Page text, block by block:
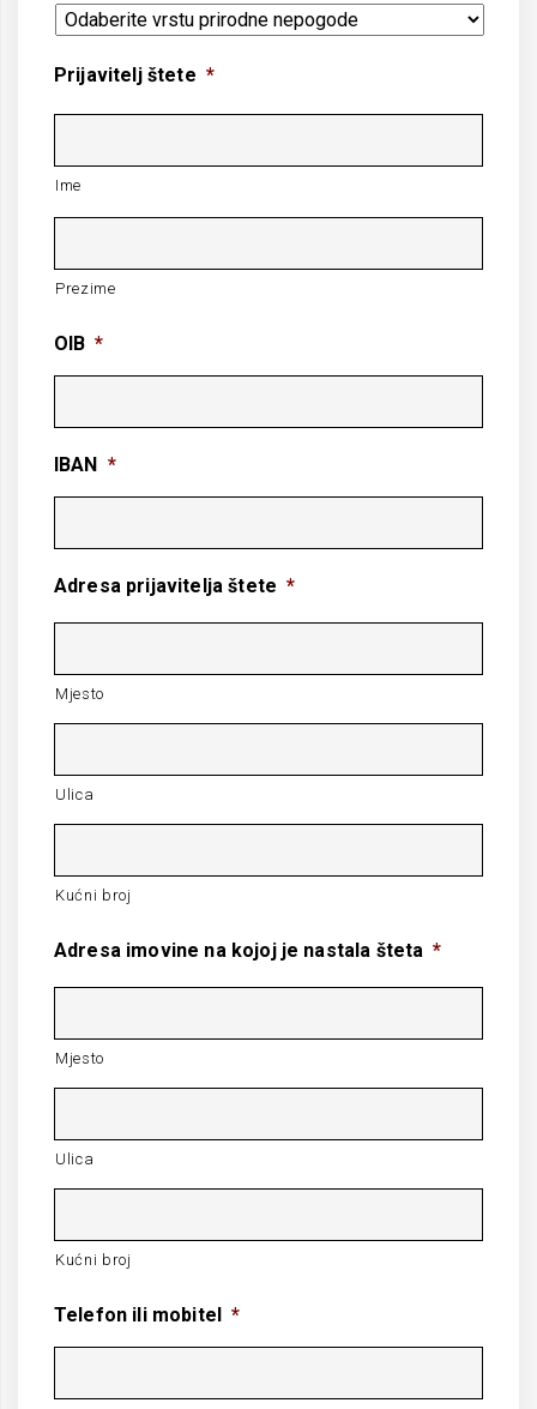
Prijavitelj štete *
Ime
Prezime
OIB *
IBAN *
Adresa prijavitelja štete *
Mjesto
Ulica
Kućni broj
Adresa imovine na kojoj je nastala šteta *
Mjesto
Ulica
Kućni broj
Telefon ili mobitel *